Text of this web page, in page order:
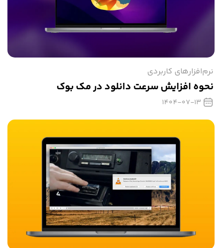
نرم‌افزارهای کاربردی
نحوه افزایش سرعت دانلود در مک بوک
1404-07-13